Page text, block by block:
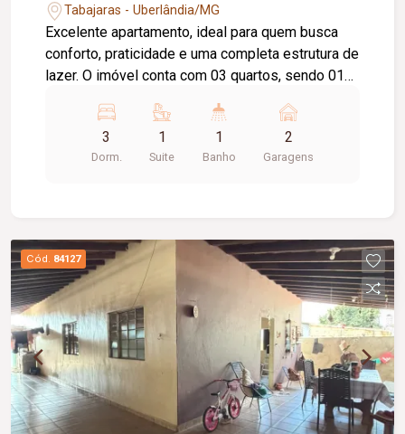
Tabajaras - Uberlândia/MG
Excelente apartamento, ideal para quem busca
conforto, praticidade e uma completa estrutura de
lazer. O imóvel conta com 03 quartos, sendo 01
e o terceiro dispõe de guarda-roupa. A sala é
ampla, dividida em dois ambientes, e conta com
painel para TV, proporcionando um espaço
dispõe ainda de banheiro social com armário sob
a pia e box em blindex, lavanderia com armário,
despensa e banheiro de serviço. Conta também
com 02 vagas de garagem, garantindo mais
comodidade para os moradores. O condomínio
oferece portaria até 1h da manhã, 02 elevadores,
gás com medição individual, salão de festas,
academia, piscina e espaço gourmet,
proporcionando segurança, conforto e lazer para
3
Dorm.
1
Suite
1
Banho
2
Garagens
Cód. 84127